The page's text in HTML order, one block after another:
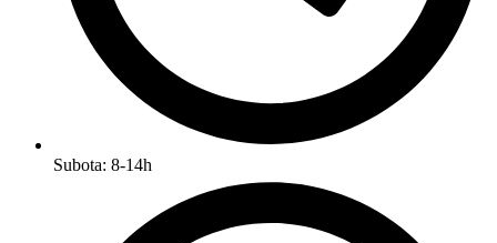
Subota: 8-14h